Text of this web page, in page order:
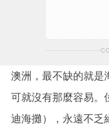
澳洲，最不缺的就是
可就沒有那麼容易
迪海攤），永遠不乏